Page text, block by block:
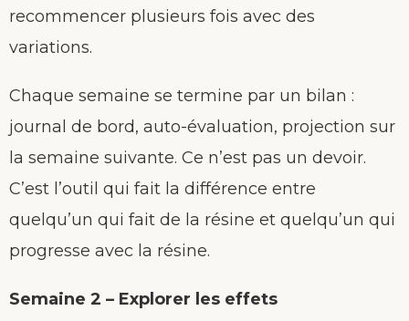
recommencer plusieurs fois avec des
variations.
Chaque semaine se termine par un bilan :
journal de bord, auto-évaluation, projection sur
la semaine suivante. Ce n’est pas un devoir.
C’est l’outil qui fait la différence entre
quelqu’un qui fait de la résine et quelqu’un qui
progresse avec la résine.
Semaine 2 – Explorer les effets